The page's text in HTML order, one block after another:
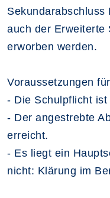
auch der Erweiterte
erworben werden.
Voraussetzungen
- Die Schulpflicht ist
- Der angestrebte
erreicht.
- Es liegt ein
nicht: Klärung im